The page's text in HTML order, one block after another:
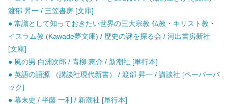
渡部 昇一 / 三笠書房 [文庫]
● 常識として知っておきたい世界の三大宗教 仏教・キリスト教・
イスラム教 (Kawade夢文庫) / 歴史の謎を探る会 / 河出書房新社
[文庫]
● 風の男 白洲次郎 / 青柳 恵介 / 新潮社 [単行本]
● 英語の語源 （講談社現代新書） / 渡部 昇一 / 講談社 [ペーパーバ
ック]
● 幕末史 / 半藤 一利 / 新潮社 [単行本]